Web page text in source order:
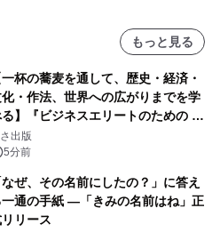
もっと見る
一杯の蕎麦を通して、歴史・経済・
・作法、世界への広がりまでを学
】『ビジネスエリートのための 教
しての蕎麦』2026年8月25日
）発売
出版
5分前
なぜ、その名前にしたの？」に答え
一通の手紙 ―「きみの名前はね」正
リース